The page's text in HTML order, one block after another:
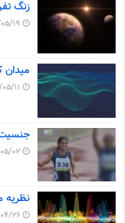
زنگ
19
11
جنسیت
02
نظریه
26